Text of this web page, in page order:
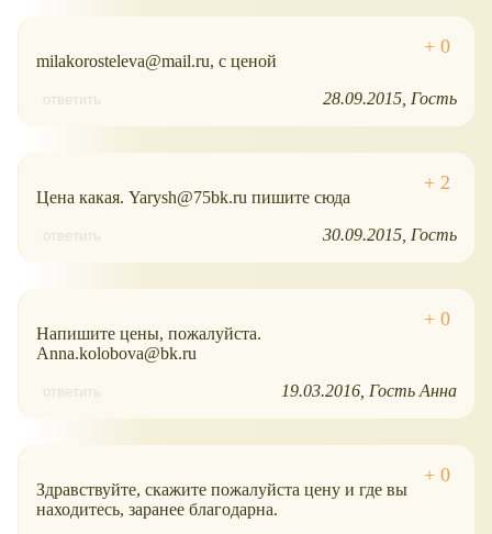
milakorosteleva@mail.ru, с ценой
ответить 28.09.2015 Гость
Цена какая. Yarysh@75bk.ru пишите сюда
ответить 30.09.2015 Гость
Напишите цены, пожалуйста.
Anna.kolobova@bk.ru
ответить 19.03.2016 Гость Анна
Здравствуйте, скажите пожалуйста цену и где вы
находитесь, заранее благодарна.